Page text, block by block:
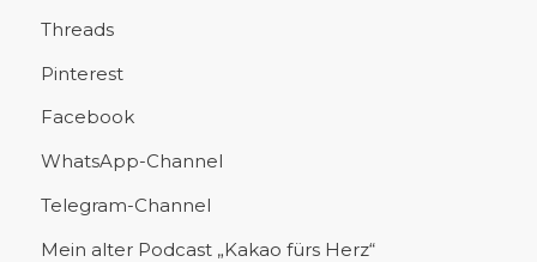
Threads
Pinterest
Facebook
WhatsApp-Channel
Telegram-Channel
Mein alter Podcast „Kakao fürs Herz“